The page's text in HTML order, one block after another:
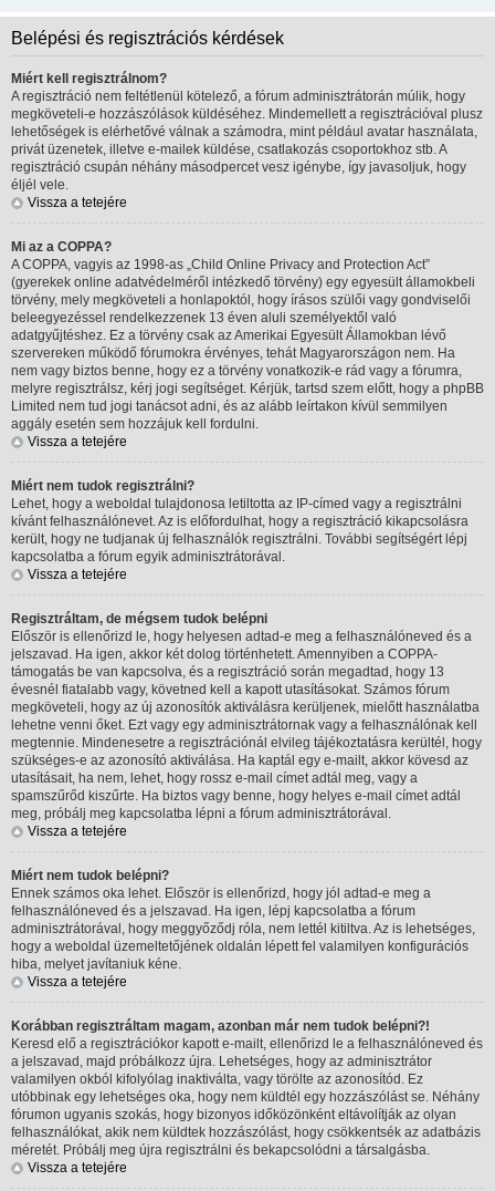
Belépési és regisztrációs kérdések
Miért kell regisztrálnom?
A regisztráció nem feltétlenül kötelező, a fórum adminisztrátorán múlik, hogy
megköveteli-e hozzászólások küldéséhez. Mindemellett a regisztrációval plusz
lehetőségek is elérhetővé válnak a számodra, mint például avatar használata,
privát üzenetek, illetve e-mailek küldése, csatlakozás csoportokhoz stb. A
regisztráció csupán néhány másodpercet vesz igénybe, így javasoljuk, hogy
éljél vele.
Vissza a tetejére
Mi az a COPPA?
A COPPA, vagyis az 1998-as „Child Online Privacy and Protection Act”
(gyerekek online adatvédelméről intézkedő törvény) egy egyesült államokbeli
törvény, mely megköveteli a honlapoktól, hogy írásos szülői vagy gondviselői
beleegyezéssel rendelkezzenek 13 éven aluli személyektől való
adatgyűjtéshez. Ez a törvény csak az Amerikai Egyesült Államokban lévő
szervereken működő fórumokra érvényes, tehát Magyarországon nem. Ha
nem vagy biztos benne, hogy ez a törvény vonatkozik-e rád vagy a fórumra,
melyre regisztrálsz, kérj jogi segítséget. Kérjük, tartsd szem előtt, hogy a phpBB
Limited nem tud jogi tanácsot adni, és az alább leírtakon kívül semmilyen
aggály esetén sem hozzájuk kell fordulni.
Vissza a tetejére
Miért nem tudok regisztrálni?
Lehet, hogy a weboldal tulajdonosa letiltotta az IP-címed vagy a regisztrálni
kívánt felhasználónevet. Az is előfordulhat, hogy a regisztráció kikapcsolásra
került, hogy ne tudjanak új felhasználók regisztrálni. További segítségért lépj
kapcsolatba a fórum egyik adminisztrátorával.
Vissza a tetejére
Regisztráltam, de mégsem tudok belépni
Először is ellenőrizd le, hogy helyesen adtad-e meg a felhasználóneved és a
jelszavad. Ha igen, akkor két dolog történhetett. Amennyiben a COPPA-
támogatás be van kapcsolva, és a regisztráció során megadtad, hogy 13
évesnél fiatalabb vagy, követned kell a kapott utasításokat. Számos fórum
megköveteli, hogy az új azonosítók aktiválásra kerüljenek, mielőtt használatba
lehetne venni őket. Ezt vagy egy adminisztrátornak vagy a felhasználónak kell
megtennie. Mindenesetre a regisztrációnál elvileg tájékoztatásra kerültél, hogy
szükséges-e az azonosító aktiválása. Ha kaptál egy e-mailt, akkor kövesd az
utasításait, ha nem, lehet, hogy rossz e-mail címet adtál meg, vagy a
spamszűrőd kiszűrte. Ha biztos vagy benne, hogy helyes e-mail címet adtál
meg, próbálj meg kapcsolatba lépni a fórum adminisztrátorával.
Vissza a tetejére
Miért nem tudok belépni?
Ennek számos oka lehet. Először is ellenőrizd, hogy jól adtad-e meg a
felhasználóneved és a jelszavad. Ha igen, lépj kapcsolatba a fórum
adminisztrátorával, hogy meggyőződj róla, nem lettél kitiltva. Az is lehetséges,
hogy a weboldal üzemeltetőjének oldalán lépett fel valamilyen konfigurációs
hiba, melyet javítaniuk kéne.
Vissza a tetejére
Korábban regisztráltam magam, azonban már nem tudok belépni?!
Keresd elő a regisztrációkor kapott e-mailt, ellenőrizd le a felhasználóneved és
a jelszavad, majd próbálkozz újra. Lehetséges, hogy az adminisztrátor
valamilyen okból kifolyólag inaktiválta, vagy törölte az azonosítód. Ez
utóbbinak egy lehetséges oka, hogy nem küldtél egy hozzászólást se. Néhány
fórumon ugyanis szokás, hogy bizonyos időközönként eltávolítják az olyan
felhasználókat, akik nem küldtek hozzászólást, hogy csökkentsék az adatbázis
méretét. Próbálj meg újra regisztrálni és bekapcsolódni a társalgásba.
Vissza a tetejére